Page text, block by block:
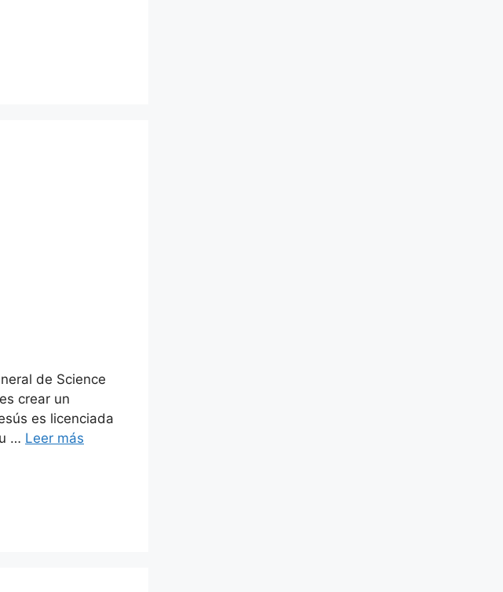
de Science
crear un
es licenciada
… Leer más